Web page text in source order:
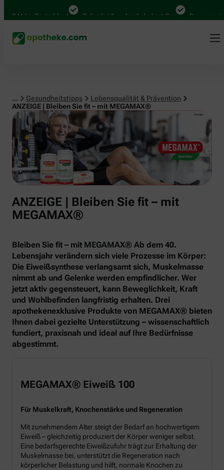
in Deutschland Online bei Ihrer Apotheke bestellen Bequem
... Gesundheitstipps
Lebensqualität & Prävention
ANZEIGE | Bleiben Sie fit – mit MEGAMAX®
Lebensqualität & Prävention
ANZEIGE | Bleiben Sie fit – mit
MEGAMAX®
Bleiben Sie fit – mit MEGAMAX® Ab dem 40.
Lebensjahr verändern sich viele Prozesse im Körper:
Die Eiweißsynthese verlangsamt sich, Muskelmasse
nimmt ab und Gelenke werden empfindlicher. Wer
jetzt aktiv gegensteuert, kann Beweglichkeit, Kraft
und Wohlbefinden langfristig erhalten. Drei
apothekenexklusive Produkte von MEGAMAX® bieten
Ihnen dabei gezielte Unterstützung – wissenschaftlich
fundiert, praxisnah und ideal auf Ihre Bedürfnisse
abgestimmt.
MEGAMAX® Eiweiß 100
Für Muskelkraft, Knochenstärke und Regeneration
Mit zunehmendem Alter steigt der Bedarf an hochwertigem
Eiweiß – gleichzeitig produziert der Körper weniger selbst.
Eine bedarfsgerechte Eiweißzufuhr trägt zur Erhaltung der
Muskelmasse bei, unterstützt die Regeneration nach
körperlicher Belastung und hilft, normale Knochen zu